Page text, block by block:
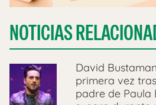
NOTICIAS
David
primera vez
padre de Paula